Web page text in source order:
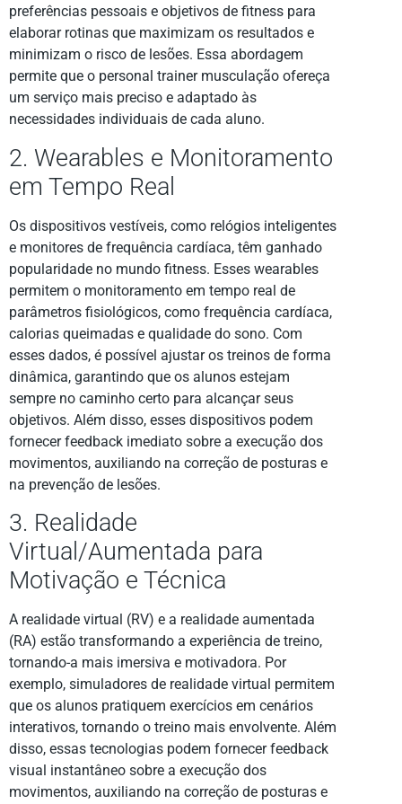
preferências pessoais e objetivos de fitness para
elaborar rotinas que maximizam os resultados e
minimizam o risco de lesões. Essa abordagem
permite que o personal trainer musculação ofereça
um serviço mais preciso e adaptado às
necessidades individuais de cada aluno.
2. Wearables e Monitoramento
em Tempo Real
Os dispositivos vestíveis, como relógios inteligentes
e monitores de frequência cardíaca, têm ganhado
popularidade no mundo fitness. Esses wearables
permitem o monitoramento em tempo real de
parâmetros fisiológicos, como frequência cardíaca,
calorias queimadas e qualidade do sono. Com
esses dados, é possível ajustar os treinos de forma
dinâmica, garantindo que os alunos estejam
sempre no caminho certo para alcançar seus
objetivos. Além disso, esses dispositivos podem
fornecer feedback imediato sobre a execução dos
movimentos, auxiliando na correção de posturas e
na prevenção de lesões.
3. Realidade
Virtual/Aumentada para
Motivação e Técnica
A realidade virtual (RV) e a realidade aumentada
(RA) estão transformando a experiência de treino,
tornando-a mais imersiva e motivadora. Por
exemplo, simuladores de realidade virtual permitem
que os alunos pratiquem exercícios em cenários
interativos, tornando o treino mais envolvente. Além
disso, essas tecnologias podem fornecer feedback
visual instantâneo sobre a execução dos
movimentos, auxiliando na correção de posturas e